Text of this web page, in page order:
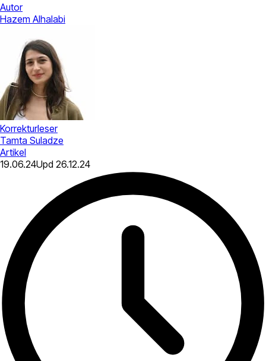
Autor
Hazem Alhalabi
Korrekturleser
Tamta Suladze
Artikel
19.06.24Upd 26.12.24